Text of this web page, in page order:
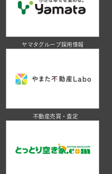
ヤマタグループ採用情報
不動産売買・査定